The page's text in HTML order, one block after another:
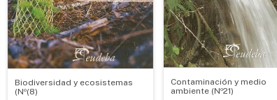
Biodiversidad y ecosistemas
(Nº(8)
Contaminación y medio
ambiente (Nº21)